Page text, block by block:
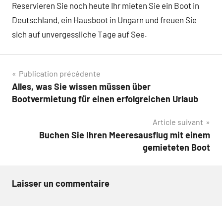
Reservieren Sie noch heute Ihr mieten Sie ein Boot in
Deutschland, ein Hausboot in Ungarn und freuen Sie
sich auf unvergessliche Tage auf See.
Navigation
de
Publication précédente
Alles, was Sie wissen müssen über
Bootvermietung für einen erfolgreichen Urlaub
Article suivant
Buchen Sie Ihren Meeresausflug mit einem
gemieteten Boot
Laisser un commentaire